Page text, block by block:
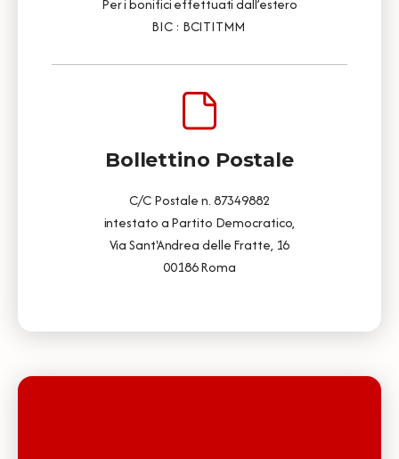
BIC : BCITITMM
Bollettino Postale
C/C Postale n. 87349882
intestato a Partito Democratico,
Via Sant'Andrea delle Fratte, 16
00186 Roma